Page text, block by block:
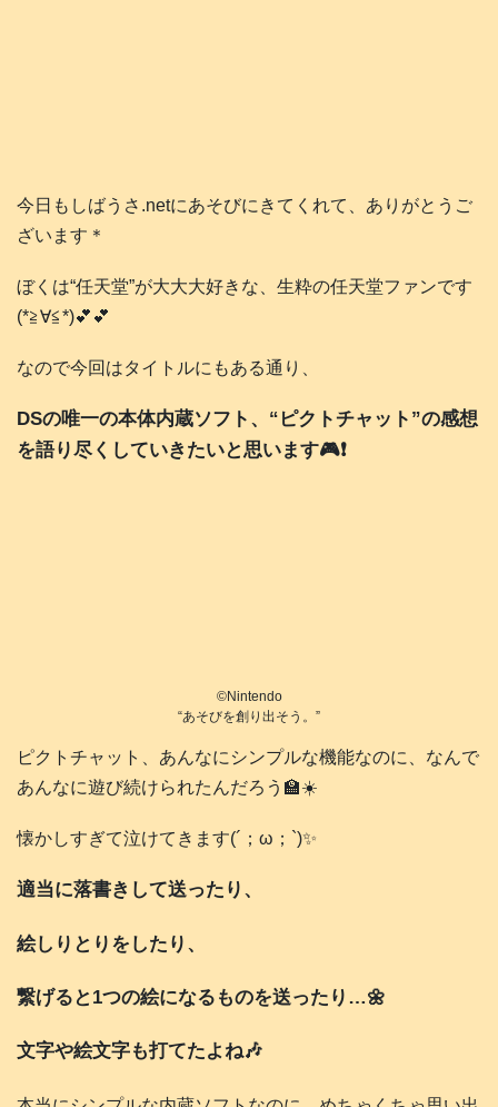
今日もしばうさ.netにあそびにきてくれて、ありがとうご
ざいます＊
ぼくは“任天堂”が大大大好きな、生粋の任天堂ファンです
(*≧∀≦*)💕💕
なので今回はタイトルにもある通り、
DSの唯一の本体内蔵ソフト、“ピクトチャット”の感想
を語り尽くしていきたいと思います🎮️❗️
©️Nintendo
“あそびを創り出そう。”
ピクトチャット、あんなにシンプルな機能なのに、なんで
あんなに遊び続けられたんだろう🏫☀️
懐かしすぎて泣けてきます(´；ω；`)✨
適当に落書きして送ったり、
絵しりとりをしたり、
繋げると1つの絵になるものを送ったり…🌼
文字や絵文字も打てたよね🎶